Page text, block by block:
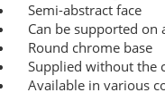
Semi-abstract face
Can be supported on
Round chrome base
Supplied without the
Available in various